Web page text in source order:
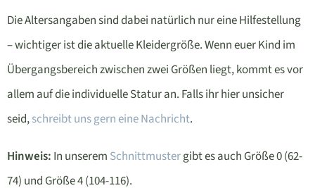
Die Altersangaben sind dabei natürlich nur eine Hilfestellung
– wichtiger ist die aktuelle Kleidergröße. Wenn euer Kind im
Übergangsbereich zwischen zwei Größen liegt, kommt es vor
allem auf die individuelle Statur an. Falls ihr hier unsicher
seid,schreibt uns gern eine Nachricht.
Hinweis: In unserem Schnittmustergibt es auch Größe 0 (62-
74) und Größe 4 (104-116).